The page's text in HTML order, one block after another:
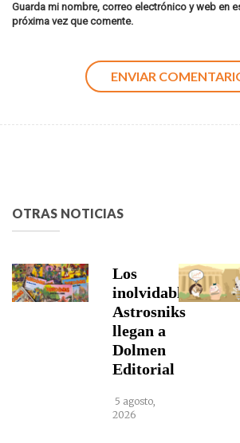
Guarda mi nombre, correo electrónico y web en
próxima vez que comente.
OTRAS NOTICIAS
Los
inolvidables
Astrosniks
llegan a
Dolmen
Editorial
5 agosto,
2026